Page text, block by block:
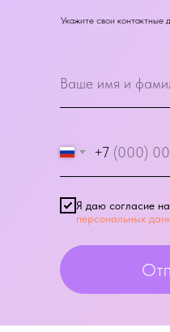
+7
Я даю согласие
персональных
Укажите свои